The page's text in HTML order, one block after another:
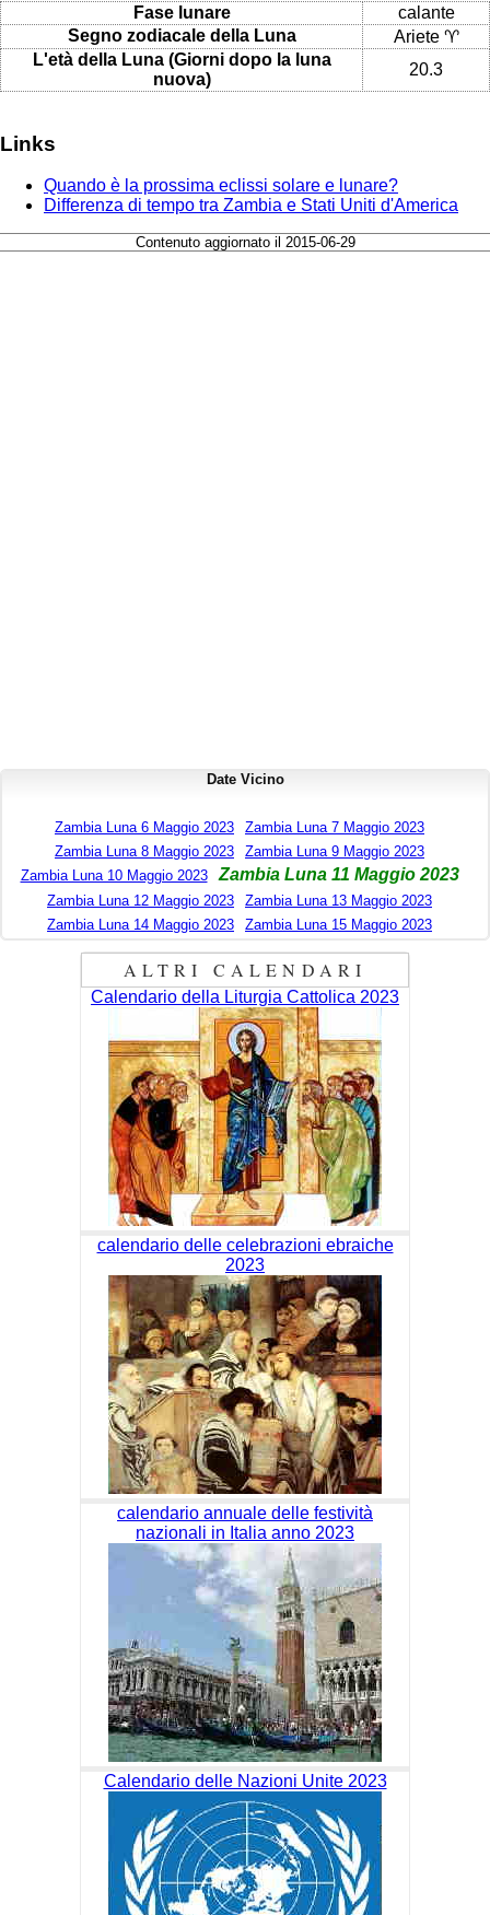
Fase lunare
calante
Segno zodiacale della Luna
Ariete ♈
L'età della Luna (Giorni dopo la luna
nuova)
20.3
Links
Quando è la prossima eclissi solare e lunare?
Differenza di tempo tra Zambia e Stati Uniti d'America
Contenuto aggiornato il 2015-06-29
Date Vicino
Zambia Luna 6 Maggio 2023
Zambia Luna 7 Maggio 2023
Zambia Luna 8 Maggio 2023
Zambia Luna 9 Maggio 2023
Zambia Luna 10 Maggio 2023
Zambia Luna 11 Maggio 2023
Zambia Luna 12 Maggio 2023
Zambia Luna 13 Maggio 2023
Zambia Luna 14 Maggio 2023
Zambia Luna 15 Maggio 2023
ALTRI CALENDARI
Calendario della Liturgia Cattolica 2023
calendario delle celebrazioni ebraiche
2023
calendario annuale delle festività
nazionali in Italia anno 2023
Calendario delle Nazioni Unite 2023